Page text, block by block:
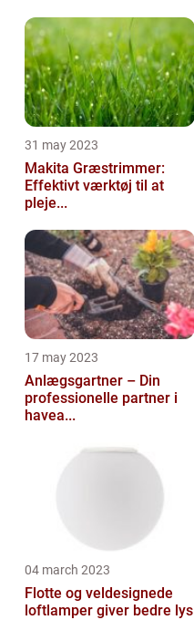
31 may 2023
Makita Græstrimmer:
Effektivt værktøj til at
pleje...
17 may 2023
Anlægsgartner – Din
professionelle partner i
havea...
04 march 2023
Flotte og veldesignede
loftlamper giver bedre lys